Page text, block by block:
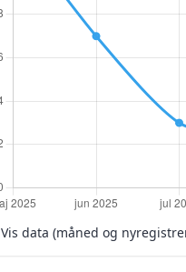
Vis data (måned og